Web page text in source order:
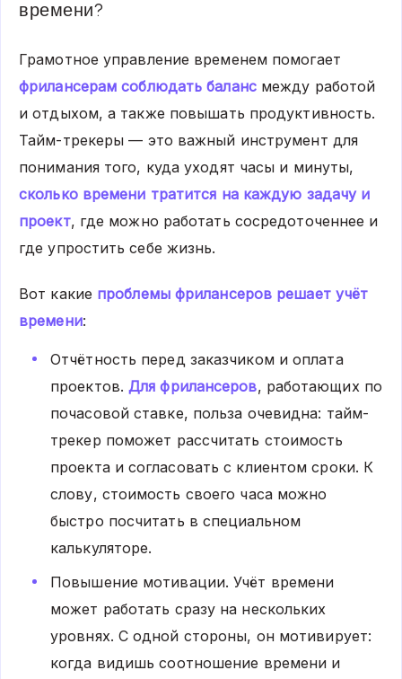
времени?
Грамотное управление временем помогает
фрилансерам соблюдать балансмежду работой
и отдыхом, а также повышать продуктивность.
Тайм-трекеры — это важный инструмент для
понимания того, куда уходят часы и минуты,
сколько времени тратится на каждую задачу и
проект, где можно работать сосредоточеннее и
где упростить себе жизнь.
Вот какие проблемы фрилансеров решает учёт
времени:
Отчётность перед заказчиком и оплата
проектов. Для фрилансеров, работающих по
почасовой ставке, польза очевидна: тайм-
трекер поможет рассчитать стоимость
проекта и согласовать с клиентом сроки. К
слову, стоимость своего часа можно
быстро посчитать в специальном
калькуляторе.
Повышение мотивации. Учёт времени
может работать сразу на нескольких
уровнях. С одной стороны, он мотивирует:
когда видишь соотношение времени и